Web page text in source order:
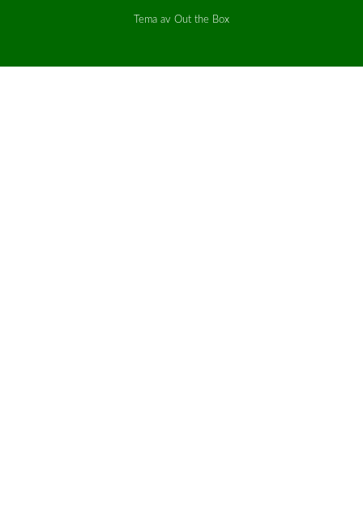
Tema av Out the Box